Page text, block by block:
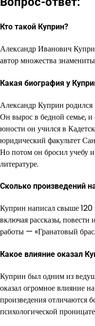
Кто такой Куприн?
Александр Иванович
автор множества
Какая биография у
Александр Куприн родился
Он вырос в бедной семье, и
юности он учился в
юридический факультет
Но потом он бросил учебу
литературе.
Сколько произведений
Куприн написал свыше 120
включая рассказы,
работы — «Гранатовый
Какое влияние оказал
Куприн был одним из
оказал огромное влияние
произведения отличаются
психологической